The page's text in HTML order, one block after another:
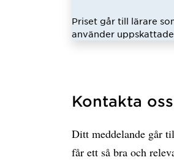
Priset går till lärare
använder
Kontakta oss
Ditt meddelande går
får ett så bra och